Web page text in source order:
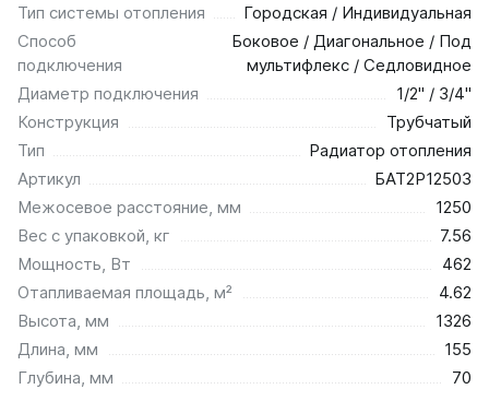
Тип системы отопления
Городская / Индивидуальная
Способ
подключения
Боковое / Диагональное / Под
мультифлекс / Седловидное
Диаметр подключения
1/2" / 3/4"
Конструкция
Трубчатый
Тип
Радиатор отопления
Артикул
БАТ2Р12503
Межосевое расстояние, мм
1250
Вес с упаковкой, кг
7.56
Мощность, Вт
462
Отапливаемая площадь, м²
4.62
Высота, мм
1326
Длина, мм
155
Глубина, мм
70